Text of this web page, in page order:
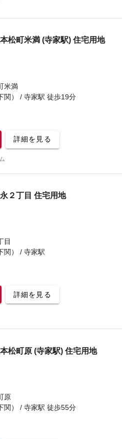
松町米満 (寺家駅) 住宅用地
米満
関） / 寺家駅 徒歩19分
詳細を見る
２丁目 住宅用地
目
関） / 寺家駅
詳細を見る
松町原 (寺家駅) 住宅用地
原
関） / 寺家駅 徒歩55分